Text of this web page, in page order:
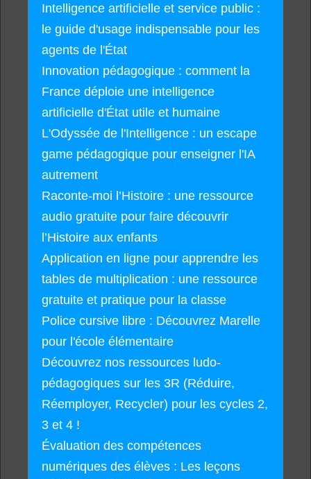
Intelligence artificielle et service public :
le guide d'usage indispensable pour les
agents de l'État
Innovation pédagogique : comment la
France déploie une intelligence
artificielle d'État utile et humaine
L'Odyssée de l'Intelligence : un escape
game pédagogique pour enseigner l'IA
autrement
Raconte-moi l’Histoire : une ressource
audio gratuite pour faire découvrir
l’Histoire aux enfants
Application en ligne pour apprendre les
tables de multiplication : une ressource
gratuite et pratique pour la classe
Police cursive libre : Découvrez Marelle
pour l'école élémentaire
Découvrez nos ressources ludo-
pédagogiques sur les 3R (Réduire,
Réemployer, Recycler) pour les cycles 2,
3 et 4 !
Évaluation des compétences
numériques des élèves : Les leçons